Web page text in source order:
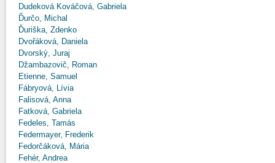
Dudeková Kováčová, Gabriela
Ďurčo, Michal
Ďuriška, Zdenko
Dvořáková, Daniela
Dvorský, Juraj
Džambazovič, Roman
Etienne, Samuel
Fábryová, Lívia
Falisová, Anna
Fatková, Gabriela
Fedeles, Tamás
Federmayer, Frederik
Fedorčáková, Mária
Fehér, Andrea